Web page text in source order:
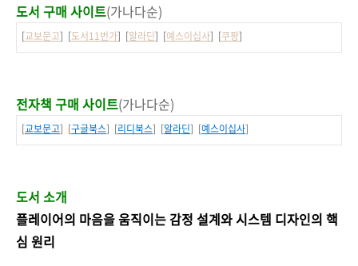
도서 구매 사이트(가나다순)
[교보문고] [도서11번가] [알라딘] [예스이십사] [쿠팡]
전자책 구매 사이트(가나다순)
[교보문고] [구글북스] [리디북스] [알라딘] [예스이십사]
도서 소개
플레이어의 마음을 움직이는 감정 설계와 시스템 디자인의 핵
심 원리